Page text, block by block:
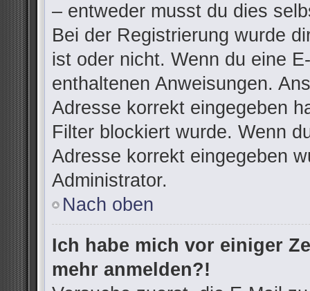
– entweder musst du dies
Bei der Registrierung wurde
ist oder nicht. Wenn du eine
enthaltenen Anweisungen.
Adresse korrekt eingegeben
Filter blockiert wurde. Wenn
Adresse korrekt eingegeben
Administrator.
Nach oben
Ich habe mich vor einiger
mehr anmelden?!